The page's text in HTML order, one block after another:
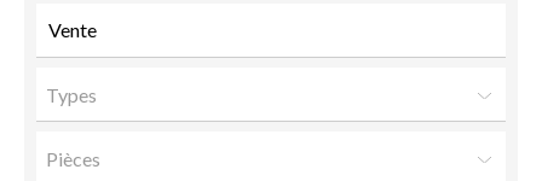
Types
Pièces